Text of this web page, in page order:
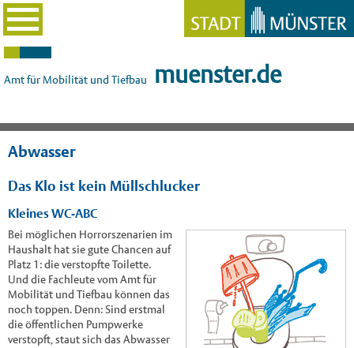
Amt für Mobilität und Tiefbau muenster.de
Abwasser
Das Klo ist kein Müllschlucker
Kleines WC-ABC
Bei möglichen Horrorszenarien im
Haushalt hat sie gute Chancen auf
Platz 1: die verstopfte Toilette.
Und die Fachleute vom Amt für
Mobilität und Tiefbau können das
noch toppen. Denn: Sind erstmal
die öffentlichen Pumpwerke
verstopft, staut sich das Abwasser